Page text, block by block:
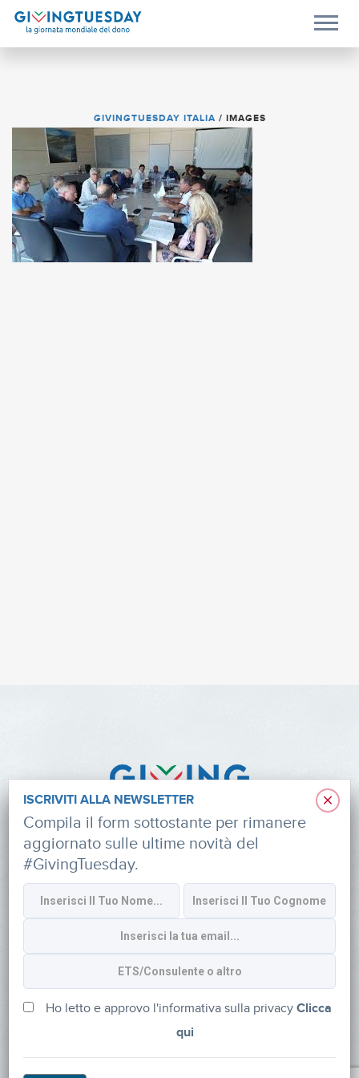
GIVINGTUESDAY ITALIA / IMAGES
Informativa sulla privacy
CONTATTI
via Roberto Lepetit 8/10 – 20124 Milano
info@fondazioneaifr.org
Tel: +39 02 47924880
×
ISCRIVITI ALLA NEWSLETTER
Compila il form sottostante per rimanere
aggiornato sulle ultime novità del
#GivingTuesday.
Ho letto e approvo l'informativa sulla privacyClicca
qui